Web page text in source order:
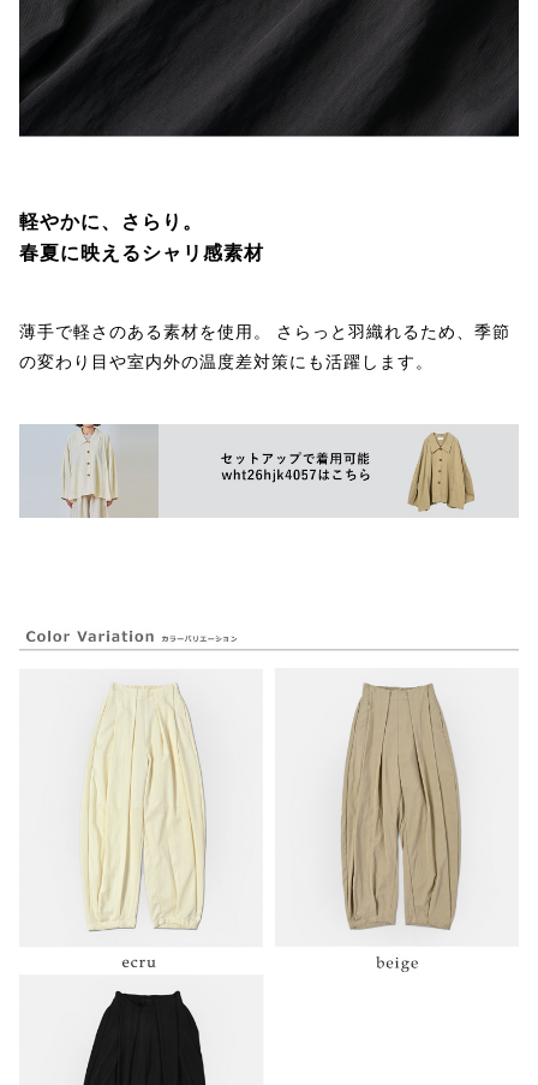
軽やかに、さらり。
春夏に映えるシャリ感素材
薄手で軽さのある素材を使用。 さらっと羽織れるため、季節
の変わり目や室内外の温度差対策にも活躍します。